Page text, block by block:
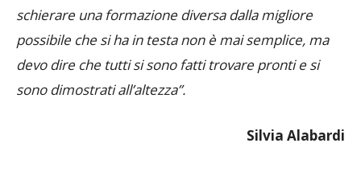
schierare una formazione diversa dalla migliore
possibile che si ha in testa non è mai semplice, ma
devo dire che tutti si sono fatti trovare pronti e si
sono dimostrati all’altezza”.
Silvia Alabardi